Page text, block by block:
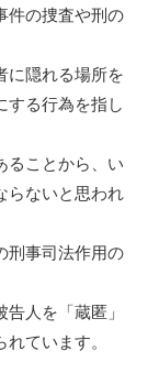
件の捜査や刑の
に隠れる場所を
する行為を指し
ることから、い
らないと思われ
刑事司法作用の
人を「蔵匿」
ています。